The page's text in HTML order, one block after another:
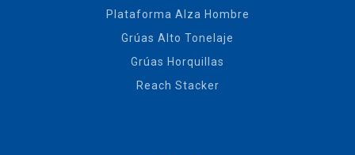
Plataforma Alza Hombre
Grúas Alto Tonelaje
Grúas Horquillas
Reach Stacker